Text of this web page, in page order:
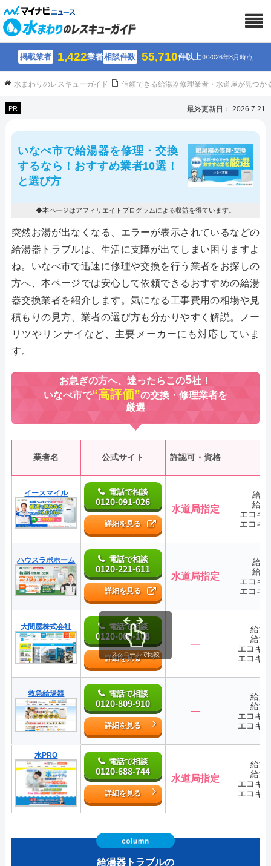
掲載業者 1,422業者相談件数 55,710件以上※2026年8月時点
水まわりのレスキューガイド 信頼できる給湯器修理業者・水道屋が見つか
PR 最終更新日： 2026.7.21
いなべ市で給湯器を修理・交換
するなら！おすすめ業者10選！
と選び方
◆本ページはアフィリエイトプログラムによる収益を得ています。
突然お湯が出なくなる、エラーが表示されているなどの
給湯器トラブルは、生活に支障が出てしまい困りますよ
ね。いなべ市で迅速に修理や交換を行う業者をお探しの
方へ、本ページでは安心して依頼できるおすすめの給湯
器交換業者を紹介します。気になる工事費用の相場や見
積もりの見方、業者の選び方も分かりやすく解説。ノー
リツやリンナイなど、主要メーカーにも対応していま
す。
お急ぎの方へ、迷ったらこの5社！
いなべ市で“高評価”の交換・修理業者を
厳選
業者名 公式サイト 許認可・資格
イースマイル 電話で相談
0120-091-026
詳細を見る
水道局指定
給
給
エコキ
エコキ
ハウスラボホーム 電話で相談
0120-221-611
詳細を見る
水道局指定
給
給
エコキ
エコキ
大問屋株式会社 電話で相談
0120-006-108
詳細を見る
―
給湯
給湯
エコキ
エコキ
救急給湯器 電話で相談
0120-809-910
詳細を見る
―
給湯
給湯
エコキ
エコキ
水PRO
電話で相談
0120-688-744
詳細を見る
水道局指定
給湯
給湯
エコキ
エコキ
スクロールで比較
給湯器トラブルの